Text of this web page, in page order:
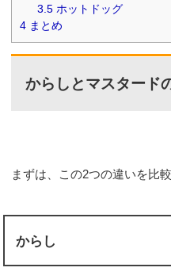
3.5ホットドッグ
4 まとめ
からしとマスタード
まずは、この2つの違いを比
からし